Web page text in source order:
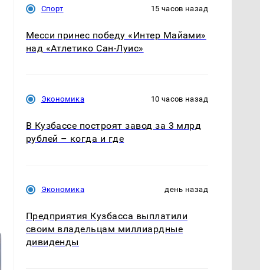
Спорт 15 часов назад
Месси принес победу «Интер Майами»
над «Атлетико Сан-Луис»
Экономика 10 часов назад
В Кузбассе построят завод за 3 млрд
рублей – когда и где
Экономика день назад
Предприятия Кузбасса выплатили
своим владельцам миллиардные
дивиденды